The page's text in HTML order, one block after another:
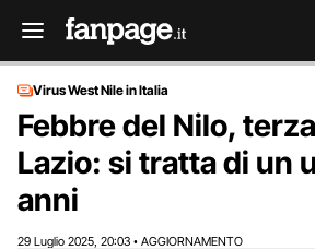
Virus West Nile in Italia
Febbre del Nilo,
Lazio: si tratta di un
anni
29 Luglio 2025 20:03 • AGGIORNAMENTO